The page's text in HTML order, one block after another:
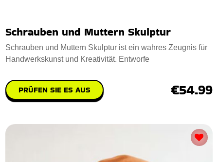
Schrauben und Muttern Skulptur
Schrauben und Muttern Skulptur ist ein wahres Zeugnis für
Handwerkskunst und Kreativität. Entworfe
PRÜFEN SIE ES AUS €54.99